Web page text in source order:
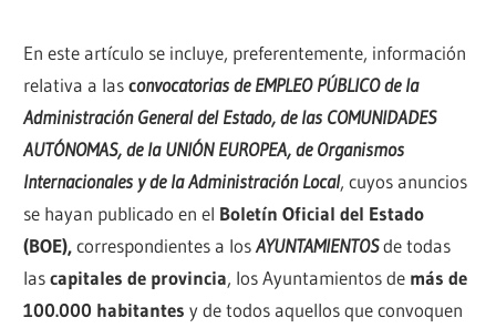
En este artículo se incluye, preferentemente, información
relativa a lasconvocatorias de EMPLEO PÚBLICO de la
Administración General del Estado, de las COMUNIDADES
AUTÓNOMAS, de la UNIÓN EUROPEA, de Organismos
Internacionales y de la Administración Local, cuyos anuncios
se hayan publicado en el Boletín Oficial del Estado
(BOE),correspondientes a losAYUNTAMIENTOSde todas
lascapitales de provincia, los Ayuntamientos de más de
100.000 habitantes y de todos aquellos que convoquen